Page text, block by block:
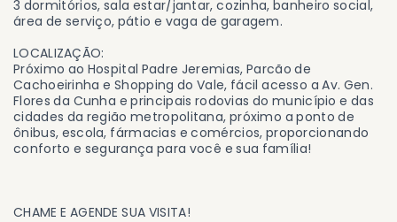
3 dormitórios, sala estar/jantar, cozinha, banheiro social,
área de serviço, pátio e vaga de garagem.
LOCALIZAÇÃO:
Próximo ao Hospital Padre Jeremias, Parcão de
Cachoeirinha e Shopping do Vale, fácil acesso a Av. Gen.
Flores da Cunha e principais rodovias do município e das
cidades da região metropolitana, próximo a ponto de
ônibus, escola, fármacias e comércios, proporcionando
conforto e segurança para você e sua família!
CHAME E AGENDE SUA VISITA!